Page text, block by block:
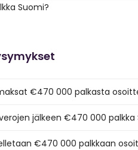
Suomi?
€470 000 palkasta
jälkeen €470 000 palkka
€470 000 palkkaan